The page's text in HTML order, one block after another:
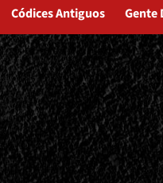
Códices Antiguos Gente